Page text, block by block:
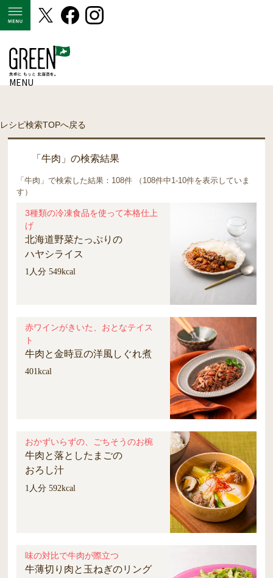
MENU
レシピ検索TOPへ戻る
「牛肉」の検索結果
「牛肉」で検索した結果：108件 （108件中1-10件を表示していま
す）
3種類の冷凍食品を使って本格仕上
げ
北海道野菜たっぷりの
ハヤシライス
1人分 549kcal
赤ワインがきいた、おとなテイス
ト
牛肉と金時豆の洋風しぐれ煮
401kcal
おかずいらずの、ごちそうのお椀
牛肉と落としたまごの
おろし汁
1人分 592kcal
味の対比で牛肉が際立つ
牛薄切り肉と玉ねぎのリング